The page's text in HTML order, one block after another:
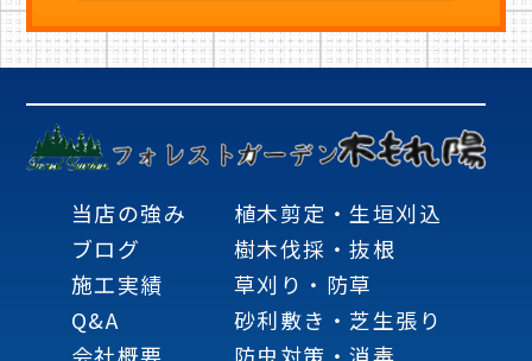
当店の強み
ブログ
施工実績
Q&A
会社概要
植木剪定・生垣刈込
樹木伐採・抜根
草刈り・防草
砂利敷き・芝生張り
防虫対策・消毒